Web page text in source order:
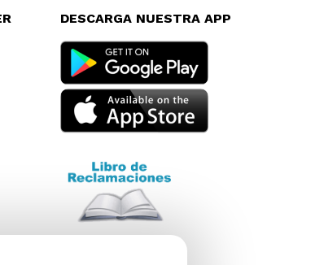
DESCARGA NUESTRA APP